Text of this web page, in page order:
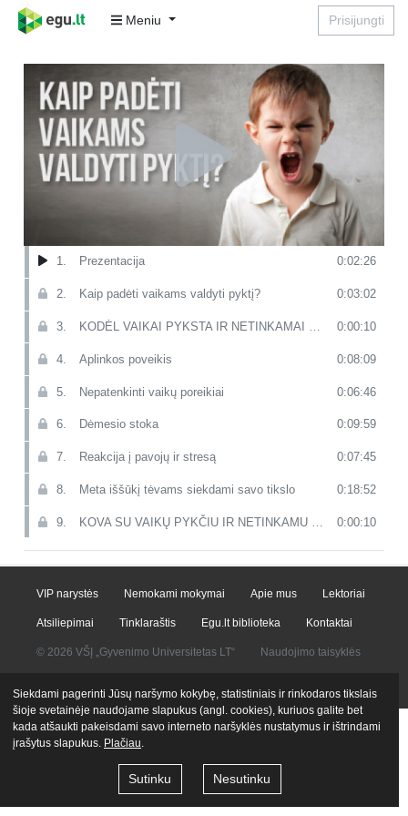
Meniu Prisijungti
1. Prezentacija 0:02:26
2. Kaip padėti vaikams valdyti pyktį? 0:03:02
3. KODĖL VAIKAI PYKSTA IR NETINKAMAI ELGIASI? 0:00:10
4. Aplinkos poveikis 0:08:09
5. Nepatenkinti vaikų poreikiai 0:06:46
6. Dėmesio stoka 0:09:59
7. Reakcija į pavojų ir stresą 0:07:45
8. Meta iššūkį tėvams siekdami savo tikslo 0:18:52
9. 0:00:10
10. Kaip nepasiduoti vaikų manipuliacijoms? 0:14:21
Pykčio malšinimo būdai 0:09:46
12. PRATIMAI 0:00:10
13. Kvėpavimas 0:01:16
15. Raumenų atpalaidavimas 0:02:25
16. Vėžlio technika
Bambantis vabalas
VIP narystės Nemokami mokymai Apie mus Lektoriai
Atsiliepimai Tinklaraštis Egu.lt biblioteka Kontaktai
© 2026 VŠĮ „Gyvenimo Universitetas LT“ Naudojimo taisyklės
Siekdami pagerinti Jūsų naršymo kokybę, statistiniais ir rinkodaros tikslais
šioje svetainėje naudojame slapukus (angl. cookies), kuriuos galite bet
kada atšaukti pakeisdami savo interneto naršyklės nustatymus ir ištrindami
įrašytus slapukus. Plačiau
Sutinku Nesutinku